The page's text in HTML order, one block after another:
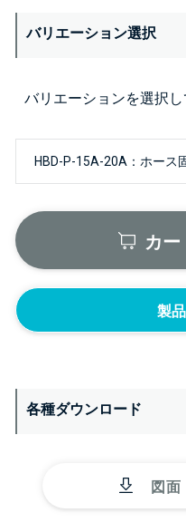
バリエーション選択
バリエーションを選択
カー
製
各種ダウンロード
図